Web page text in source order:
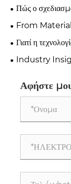
επιλέξετε
κυλίνδρων;
Πώς ο
άμεσα την
From
Principles for
Γιατί η
κατασκευή
Industry
Αφήστε